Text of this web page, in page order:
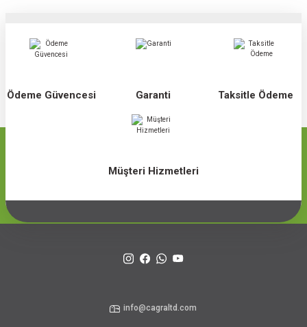
Ödeme Güvencesi Garanti Taksitle Ödeme
Müşteri Hizmetleri
info@cagraltd.com